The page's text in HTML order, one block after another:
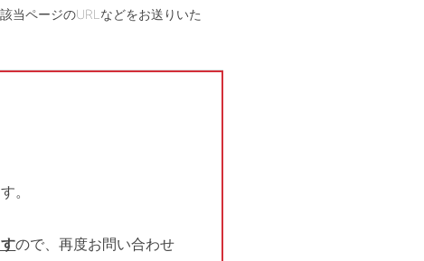
当ページのURLなどをお送りいた
。
ので、再度お問い合わせ